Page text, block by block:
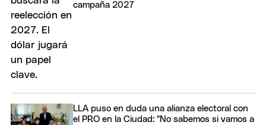
campaña 2027
LLA puso en duda una alianza electoral con
el PRO en la Ciudad: "No sabemos si vamos a